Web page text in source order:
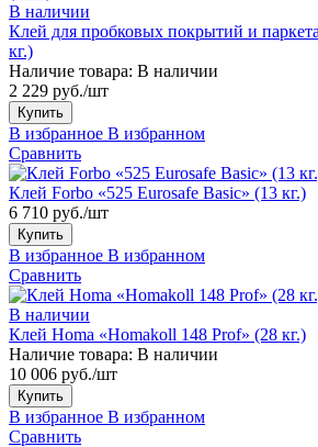
В наличии
Клей для пробковых покрытий и
кг.)
Наличие товара: В наличии
2 229 руб./шт
Купить
В избранное В избранном
Сравнить
Клей Forbo «525 Eurosafe Basic» (13 кг.)
6 710 руб./шт
Купить
В избранное В избранном
Сравнить
В наличии
Клей Homa «Homakoll 148 Prof» (28 кг.)
Наличие товара: В наличии
10 006 руб./шт
Купить
В избранное В избранном
Сравнить